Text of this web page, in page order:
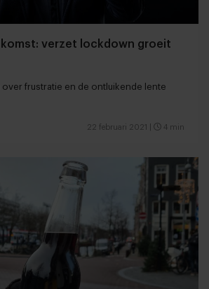
komst: verzet lockdown groeit
over frustratie en de ontluikende lente
22 februari 2021 4 min